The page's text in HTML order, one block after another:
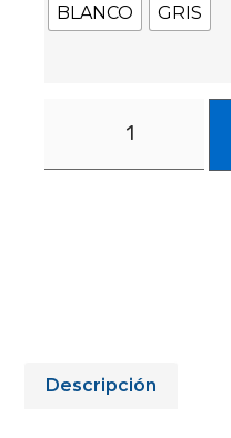
BLANCO GRIS
Descripción